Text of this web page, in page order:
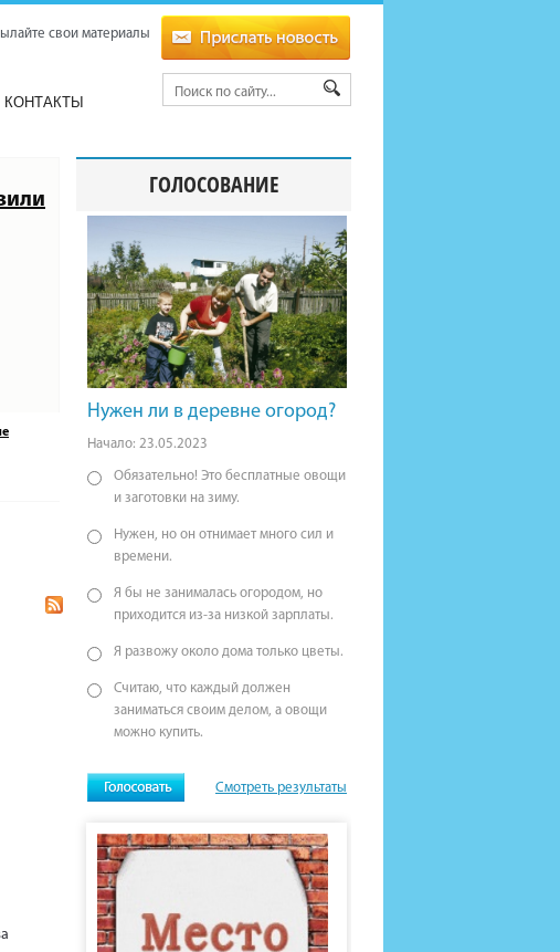
свои материалы
КОНТАКТЫ
ГОЛОСОВАНИЕ
Нужен ли в деревне огород?
Начало: 23.05.2023
Обязательно! Это бесплатные овощи
и заготовки на зиму.
Нужен, но он отнимает много сил и
времени.
Я бы не занималась огородом, но
приходится из-за низкой зарплаты.
Я развожу около дома только цветы.
Считаю, что каждый должен
заниматься своим делом, а овощи
можно купить.
Смотреть результаты